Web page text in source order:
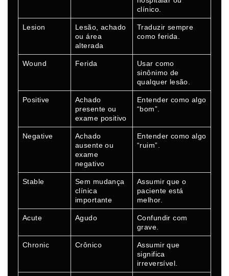
clínico.
Lesion
Lesão, achado
ou área
alterada
Traduzir sempre
como ferida.
Wound Ferida
Usar como
sinônimo de
qualquer lesão.
Positive
Achado
presente ou
exame positivo
Entender como algo
“bom”.
Negative
Achado
ausente ou
exame
negativo
Entender como algo
“ruim”.
Stable
Sem mudança
clínica
importante
Assumir que o
paciente está
melhor.
Acute Agudo
Confundir com
grave.
Chronic Crônico
Assumir que
significa
irreversível.